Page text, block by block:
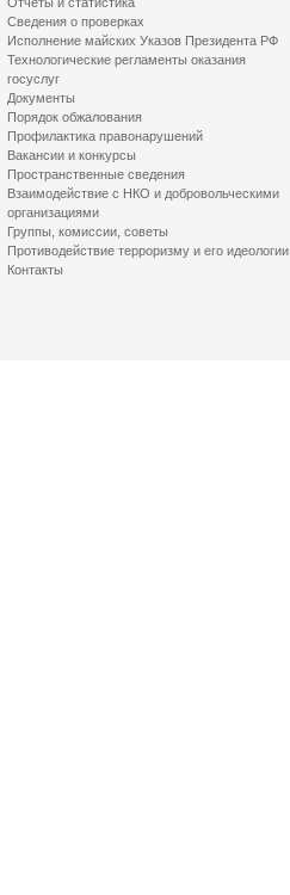
Сведения о проверках
Исполнение майских Указов Президента РФ
Технологические регламенты оказания
госуслуг
Документы
Порядок обжалования
Профилактика правонарушений
Вакансии и конкурсы
Пространственные сведения
Взаимодействие с НКО и добровольческими
организациями
Группы, комиссии, советы
Противодействие терроризму и его идеологии
Контакты